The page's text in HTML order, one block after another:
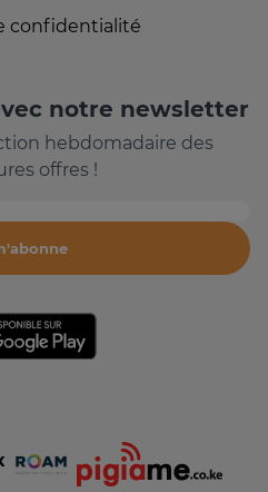
confidentialité
notre newsletter
hebdomadaire des
offres !